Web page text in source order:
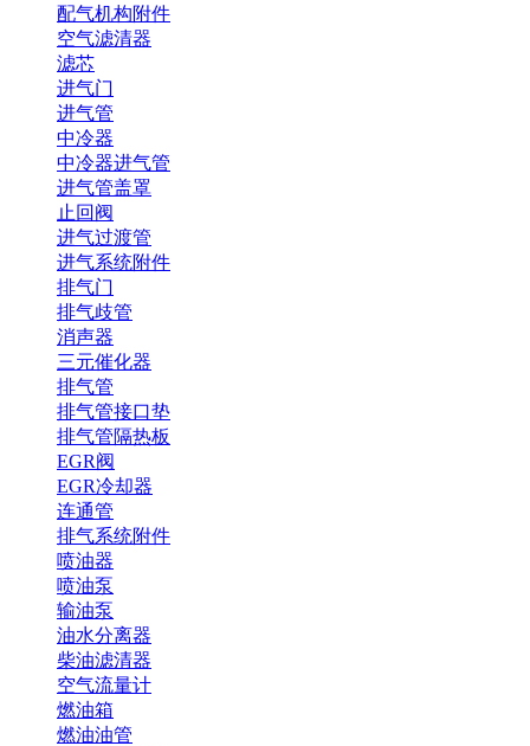
配气机构附件
空气滤清器
滤芯
进气门
进气管
中冷器
中冷器进气管
进气管盖罩
止回阀
进气过渡管
进气系统附件
排气门
排气歧管
消声器
三元催化器
排气管
排气管接口垫
排气管隔热板
EGR阀
EGR冷却器
连通管
排气系统附件
喷油器
喷油泵
输油泵
油水分离器
柴油滤清器
空气流量计
燃油箱
燃油油管